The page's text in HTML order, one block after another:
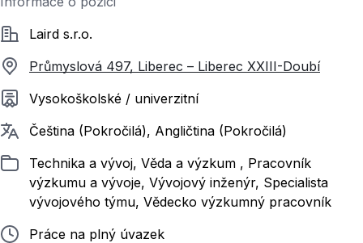
SpolečnostLaird s.r.o.
Průmyslová 497, Liberec – Liberec XXIII-Doubí
Požadované vzdělání
Vysokoškolské / univerzitní
Požadované jazyky
Čeština (Pokročilá), Angličtina (Pokročilá)
ZařazenoTechnika a vývoj, Věda a výzkum , Pracovník
výzkumu a vývoje, Vývojový inženýr, Specialista
vývojového týmu, Vědecko výzkumný pracovník
Typ pracovního poměru
Práce na plný úvazek